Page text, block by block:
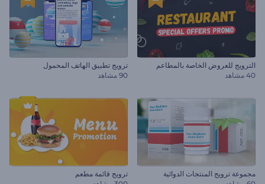
الترويج للعروض الخاصة بالمطاعم
40 مشاهد
ترويج تطبيق الهاتف المحمول
90 مشاهد
مجموعة ترويج المنتجات الدوائية
ترويج قائمة مطعم